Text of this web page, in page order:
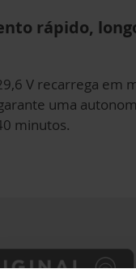
rápido,
V recarrega em
uma
minutos.